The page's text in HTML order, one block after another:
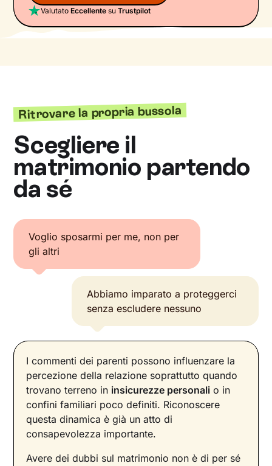
ValutatoEccellente suTrustpilot
Ritrovare la propria bussola
Scegliere il
matrimonio partendo
da sé
Voglio sposarmi per me, non per
gli altri
Abbiamo imparato a proteggerci
senza escludere nessuno
I commenti dei parenti possono influenzare la
percezione della relazione soprattutto quando
trovano terreno in insicurezze personali o in
confini familiari poco definiti. Riconoscere
questa dinamica è già un atto di
consapevolezza importante.
Avere dei dubbi sul matrimonio non è di per sé